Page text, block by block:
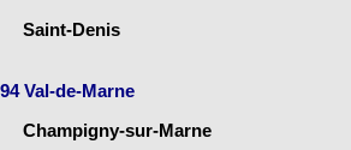
Saint-Denis
94 Val-de-Marne
Champigny-sur-Marne